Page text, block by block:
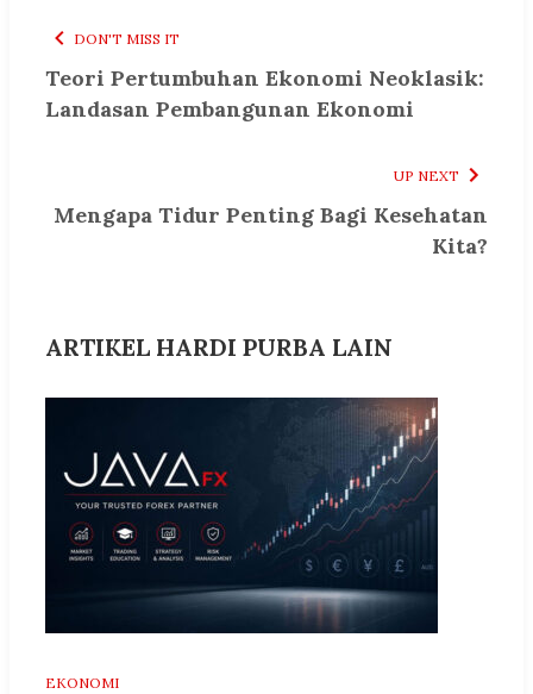
DON'T MISS IT
Teori Pertumbuhan Ekonomi Neoklasik:
Landasan Pembangunan Ekonomi
UP NEXT
Mengapa Tidur Penting Bagi Kesehatan
Kita?
ARTIKEL HARDI PURBA LAIN
EKONOMI